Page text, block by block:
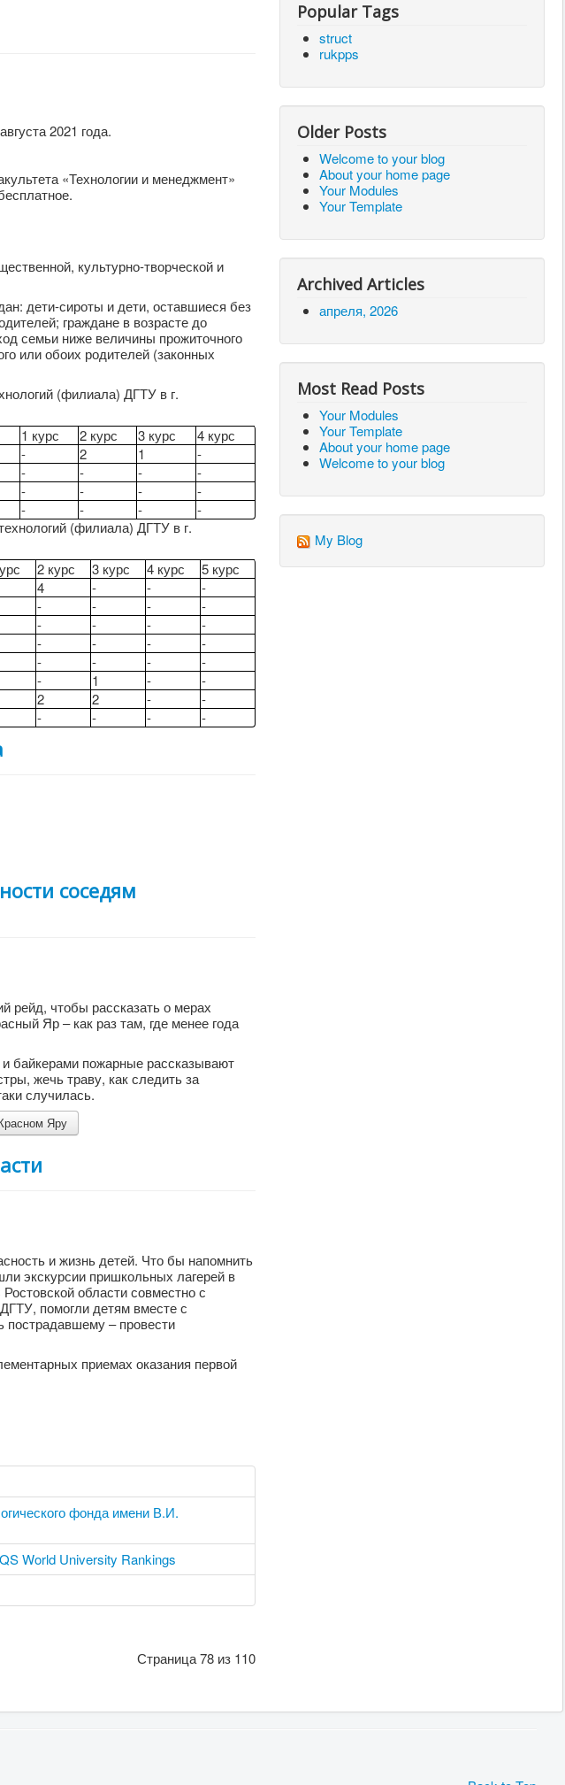
2021 года.
«Технологии и менеджмент»
культурно-творческой и
дети-сироты и дети, оставшиеся без
граждане в возрасте до
семьи ниже величины прожиточного
или обоих родителей (законных
(филиала) ДГТУ в г.
1 курс 2 курс 3 курс
4 курс
- 2 1
-
- - -
-
- - -
-
- - -
-
(филиала) ДГТУ в г.
2 курс 3 курс 4 курс
5 курс
4 - -
-
- - -
-
- - -
-
- - -
-
- - -
-
- 1 -
-
2 2 -
-
- - - -
соседям
рейд, чтобы рассказать о мерах
Яр – как раз там, где менее года
байкерами пожарные рассказывают
жечь траву, как следить за
случилась.
Яру
и жизнь детей. Что бы напомнить
экскурсии пришкольных лагерей в
области совместно с
помогли детям вместе с
пострадавшему – провести
приемах оказания первой
фонда имени В.И.
World University Rankings
Страница 78 из 110
Popular Tags
struct
rukpps
Older Posts
Welcome to your blog
About your home page
Your Modules
Your Template
Archived Articles
апреля, 2026
Most Read Posts
Your Modules
Your Template
About your home page
Welcome to your blog
My Blog